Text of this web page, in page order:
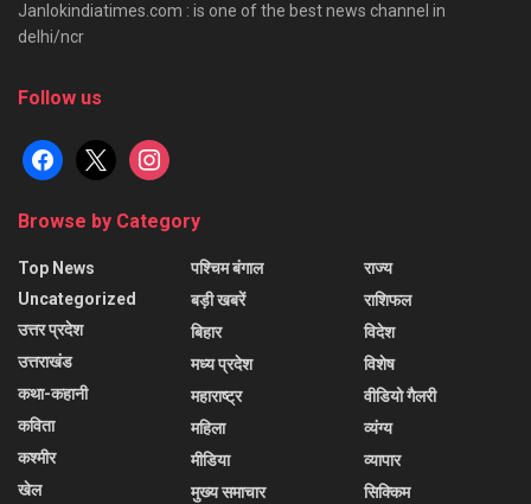
Janlokindiatimes.com : is one of the best news channel in
delhi/ncr
Follow us
facebook
x instagram
Browse by Category
Top News
Uncategorized
उत्तर प्रदेश
उत्तराखंड
कथा-कहानी
कविता
कश्मीर
खेल
पश्चिम बंगाल
बड़ी खबरें
बिहार
मध्य प्रदेश
महाराष्ट्र
महिला
मीडिया
मुख्य समाचार
राज्य
राशिफल
विदेश
विशेष
वीडियो गैलरी
व्यंग्य
व्यापार
सिक्किम